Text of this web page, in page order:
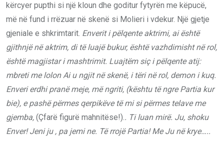
kërcyer pupthi si një kloun dhe goditur fytyrën me këpucë,
më në fund i rrëzuar në skenë si Molieri i vdekur. Një gjetje
gjeniale e shkrimtarit. Enverit i pëlqente aktrimi, ai është
gjithnjë në aktrim, di të luajë bukur, është vazhdimisht në rol,
është magjistar i mashtrimit. Luajtëm siç i pëlqente atij:
mbreti me lolon Ai u ngjit në skenë, i tëri në rol, demon i kuq.
Enveri erdhi pranë meje, më ngriti, (kështu të ngre Partia kur
bie), e pashë përmes qerpikëve të mi si përmes telave me
gjemba, (Çfarë figurë mahnitëse!).. Ti luan mirë. Ju, shoku
Enver! Jeni ju , pa jemi ne. Të rrojë Partia! Me Ju në krye…..